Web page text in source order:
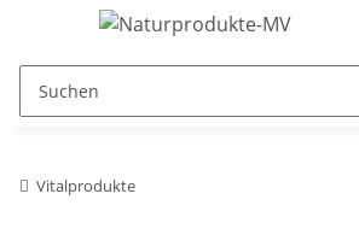
Vitalprodukte